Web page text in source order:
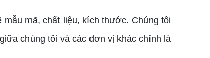
mã, chất liệu, kích thước. Chúng tôi
chúng tôi và các đơn vị khác chính là